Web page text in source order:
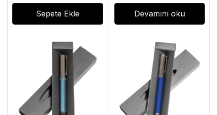
Sepete Ekle Devamını oku